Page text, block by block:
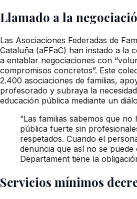
Llamado a la
Las Asociaciones Federadas de
Cataluña (aFFaC) han instado a la
a entablar negociaciones con
compromisos concretos”. Este
2.400 asociaciones de familias,
profesorado y subraya la
educación pública mediante un
“Las familias sabemos que no
pública fuerte sin
respetados. Cuando el
denuncia que así no se
Departament tiene la
Servicios mínimos